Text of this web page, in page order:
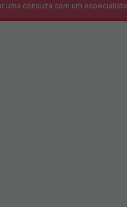
uma consulta com um especialista